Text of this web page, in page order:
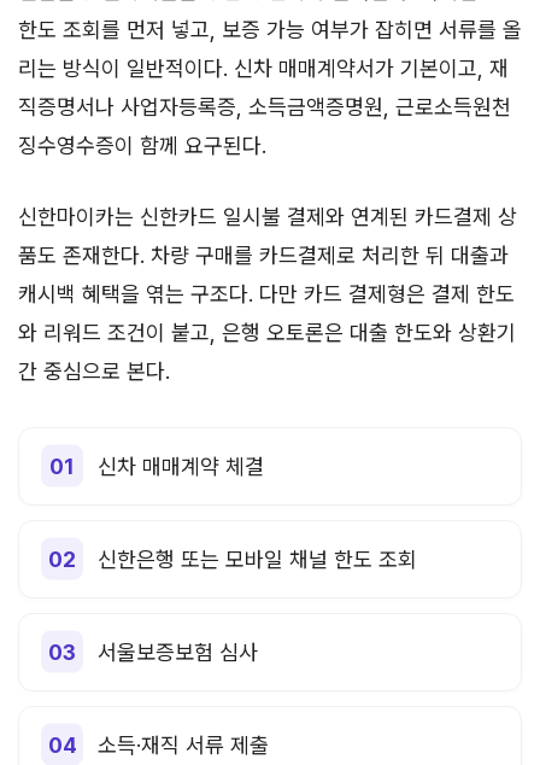
한도 조회를 먼저 넣고, 보증 가능 여부가 잡히면 서류를 올
리는 방식이 일반적이다. 신차 매매계약서가 기본이고, 재
직증명서나 사업자등록증, 소득금액증명원, 근로소득원천
징수영수증이 함께 요구된다.
신한마이카는 신한카드 일시불 결제와 연계된 카드결제 상
품도 존재한다. 차량 구매를 카드결제로 처리한 뒤 대출과
캐시백 혜택을 엮는 구조다. 다만 카드 결제형은 결제 한도
와 리워드 조건이 붙고, 은행 오토론은 대출 한도와 상환기
간 중심으로 본다.
신차 매매계약 체결
신한은행 또는 모바일 채널 한도 조회
서울보증보험 심사
소득·재직 서류 제출